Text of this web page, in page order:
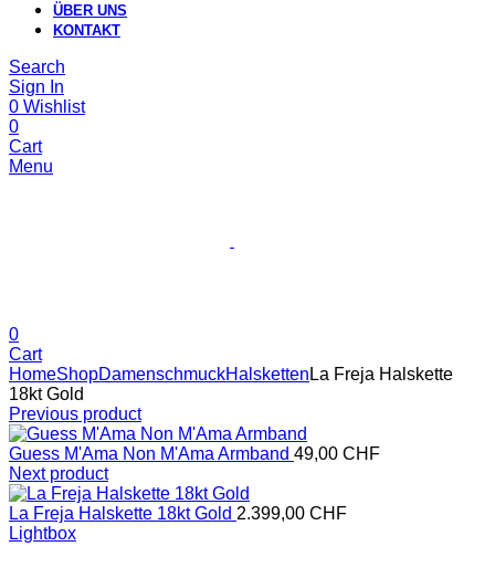
ÜBER UNS
KONTAKT
Search
Sign In
0 Wishlist
0
Cart
Menu
0
Cart
HomeShopDamenschmuckHalsketten La Freja Halskette
18kt Gold
Previous product
Guess M'Ama Non M'Ama Armband 49,00 CHF
Next product
La Freja Halskette 18kt Gold 2.399,00 CHF
Lightbox